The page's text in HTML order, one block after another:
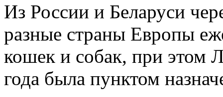
Из России и Беларуси
разные страны Европы
кошек и собак, при этом
года была пунктом